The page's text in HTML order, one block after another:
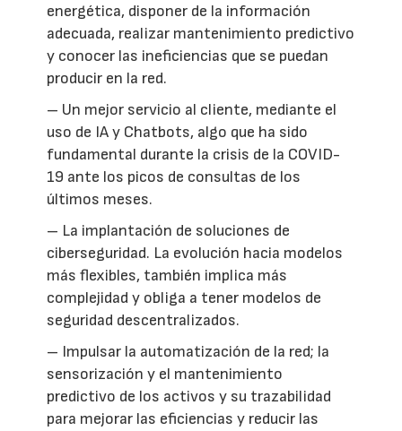
energética, disponer de la información
adecuada, realizar mantenimiento predictivo
y conocer las ineficiencias que se puedan
producir en la red.
– Un mejor servicio al cliente, mediante el
uso de IA y Chatbots, algo que ha sido
fundamental durante la crisis de la COVID-
19 ante los picos de consultas de los
últimos meses.
– La implantación de soluciones de
ciberseguridad. La evolución hacia modelos
más flexibles, también implica más
complejidad y obliga a tener modelos de
seguridad descentralizados.
– Impulsar la automatización de la red; la
sensorización y el mantenimiento
predictivo de los activos y su trazabilidad
para mejorar las eficiencias y reducir las